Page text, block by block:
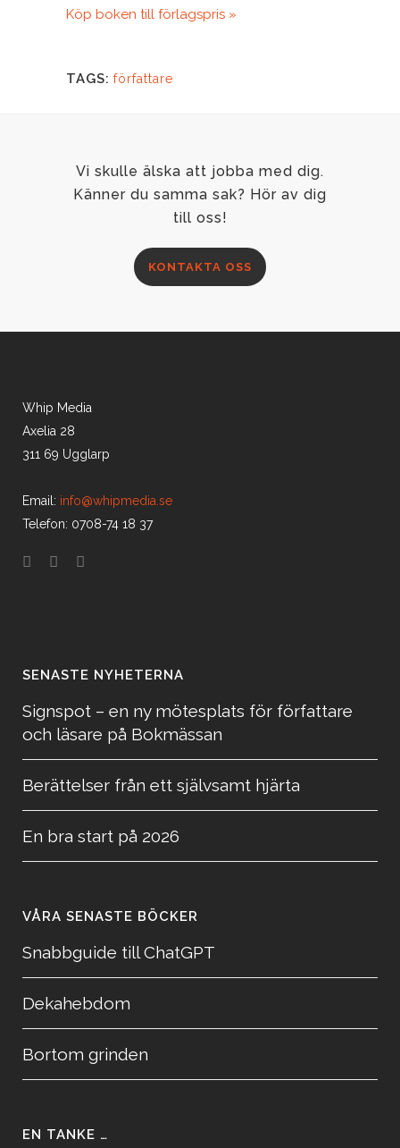
Köp boken till förlagspris »
TAGS: författare
Vi skulle älska att jobba med dig.
Känner du samma sak? Hör av dig
till oss!
KONTAKTA OSS
Whip Media
Axelia 28
311 69 Ugglarp
Email: info@whipmedia.se
Telefon: 0708-74 18 37
SENASTE NYHETERNA
Signspot – en ny mötesplats för författare
och läsare på Bokmässan
Berättelser från ett självsamt hjärta
En bra start på 2026
VÅRA SENASTE BÖCKER
Snabbguide till ChatGPT
Dekahebdom
Bortom grinden
EN TANKE …